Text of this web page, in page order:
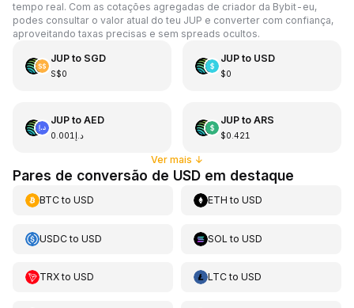
tempo real. Com as cotações agregadas de criador da Bybit-eu,
podes consultar o valor atual do teu JUP e converter com confiança,
aproveitando taxas precisas e sem spreads ocultos.
JUPto SGD
S$0
JUPto USD
$0
JUPto AED
د.إ0.001
JUPto ARS
$0.421
Ver mais ↓
Pares de conversão de USD em destaque
BTCto USD ETH toUSD
USDCto USD SOL toUSD
TRXto USD LTCtoUSD